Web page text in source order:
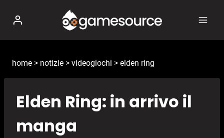
contenuto
home > notizie > videogiochi > elden ring
Elden Ring: in arrivo il
manga